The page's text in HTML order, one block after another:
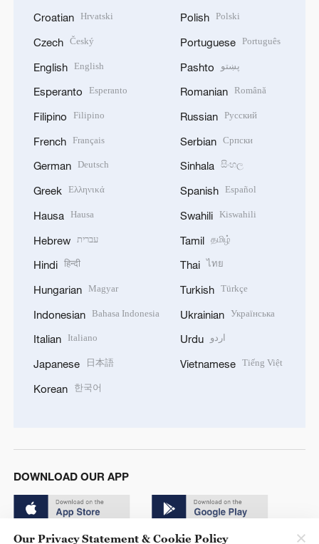
Croatian Hrvatski
Czech Český
English English
Esperanto Esperanto
Filipino Filipino
French Français
German Deutsch
Greek Ελληνικά
Hausa Hausa
Hebrew עברית
Hindi हिन्दी
Hungarian Magyar
Indonesian Bahasa Indonesia
Italian Italiano
Japanese 日本語
Korean 한국어
Polish Polski
Portuguese Português
Pashto پښتو
Romanian Română
Russian Русский
Serbian Српски
Sinhala සිංහල
Spanish Español
Swahili Kiswahili
Tamil தமிழ்
Thai ไทย
Turkish Türkçe
Ukrainian Українська
Urdu اردو
Vietnamese Tiếng Việt
DOWNLOAD OUR APP
Our Privacy Statement & Cookie Policy